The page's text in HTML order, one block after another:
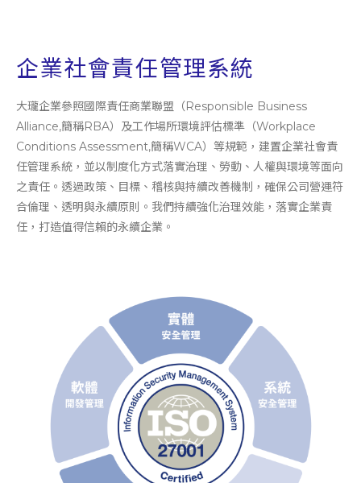
企業社會責任管理系統
大瓏企業參照國際責任商業聯盟（Responsible Business
Alliance,簡稱RBA）及工作場所環境評估標準（Workplace
Conditions Assessment,簡稱WCA）等規範，建置企業社會責
任管理系統，並以制度化方式落實治理、勞動、人權與環境等面向
之責任。透過政策、目標、稽核與持續改善機制，確保公司營運符
合倫理、透明與永續原則。我們持續強化治理效能，落實企業責
任，打造值得信賴的永續企業。